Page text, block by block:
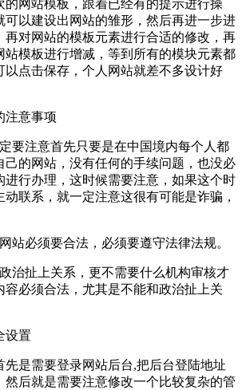
的网站模板，跟着已经有的提示进行操
可以建设出网站的雏形，然后再进一步进
再对网站的模板元素进行合适的修改，再
站模板进行增减，等到所有的模块元素都
以点击保存，个人网站就差不多设计好
注意事项
要注意首先只要是在中国境内每个人都
己的网站，没有任何的手续问题，也没必
进行办理，这时候需要注意，如果这个时
联系，就一定注意这很有可能是诈骗，
站必须要合法，必须要遵守法律法规。
治扯上关系，更不需要什么机构审核才
容必须合法，尤其是不能和政治扯上关
设置
先是需要登录网站后台,把后台登陆地址
然后就是需要注意修改一个比较复杂的管